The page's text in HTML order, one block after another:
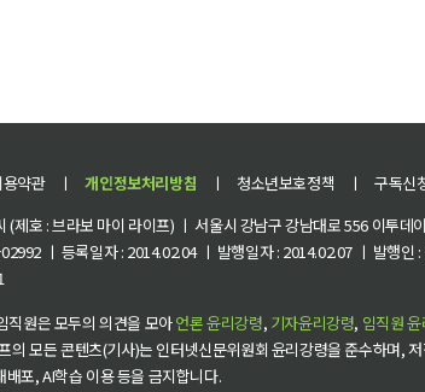
용약관 ㅣ 개인정보처리방침 ㅣ 청소년보호정책 ㅣ 구독신
(제호 : 브라보 마이 라이프) ㅣ 서울시 강남구 강남대로 556 이투
ㅣ 등록일자 : 2014.02.04 ㅣ 발행일자 : 2014.02.07 ㅣ 발행
직원은 모두의 의견을 모아언론 윤리강령, 기자윤리강령, 임직원
의 모든 콘텐츠(기사)는 인터넷신문위원회 윤리강령을 준수하며,
포, AI학습 이용 등을 금지합니다.